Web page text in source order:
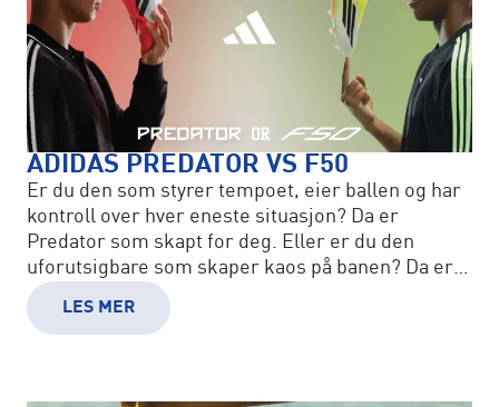
ADIDAS PREDATOR VS F50
Er du den som styrer tempoet, eier ballen og har
kontroll over hver eneste situasjon? Da er
Predator som skapt for deg. Eller er du den
uforutsigbare som skaper kaos på banen? Da er
F50 laget for deg.
LES MER